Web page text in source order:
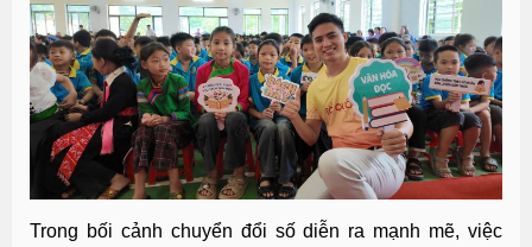
Trong bối cảnh chuyển đổi số diễn ra mạnh mẽ, việc